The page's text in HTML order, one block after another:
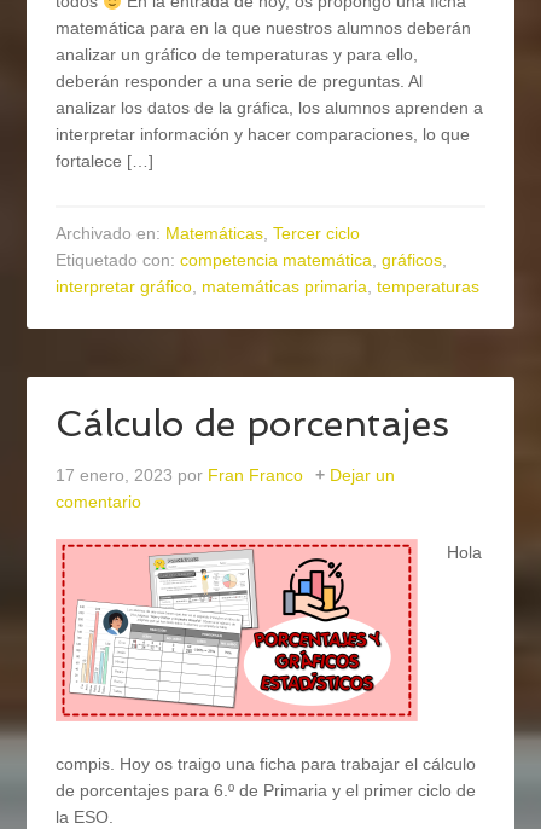
matemática para en la que nuestros alumnos deberán
analizar un gráfico de temperaturas y para ello,
deberán responder a una serie de preguntas. Al
analizar los datos de la gráfica, los alumnos aprenden a
interpretar información y hacer comparaciones, lo que
fortalece […]
Archivado en: Matemáticas,Tercer ciclo
Etiquetado con:competencia matemática,gráficos,
interpretar gráfico, matemáticas primaria,temperaturas
Cálculo de porcentajes
17 enero, 2023 por Fran Franco
Dejar un
comentario
Hola
compis. Hoy os traigo una ficha para trabajar el cálculo
de porcentajes para 6.º de Primaria y el primer ciclo de
la ESO.